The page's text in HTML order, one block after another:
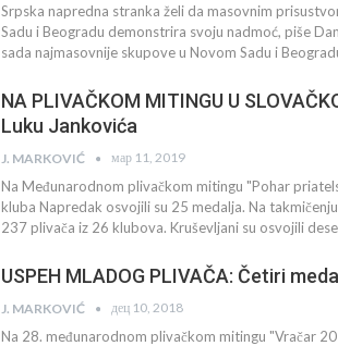
Srpska napredna stranka želi da masovnim
Sadu i Beogradu demonstrira svoju nadmoć, piše
sada najmasovnije skupove u Novom Sadu i
NA PLIVAČKOM MITINGU U
Luku Jankovića
J. MARKOVIĆ мар 11, 2019
Na Međunarodnom plivačkom mitingu "Pohar
kluba Napredak osvojili su 25 medalja. Na
237 plivača iz 26 klubova. Kruševljani su osvojili
USPEH MLADOG PLIVAČA: Četiri
J. MARKOVIĆ дец 10, 2018
Na 28. međunarodnom plivačkom mitingu "Vračar